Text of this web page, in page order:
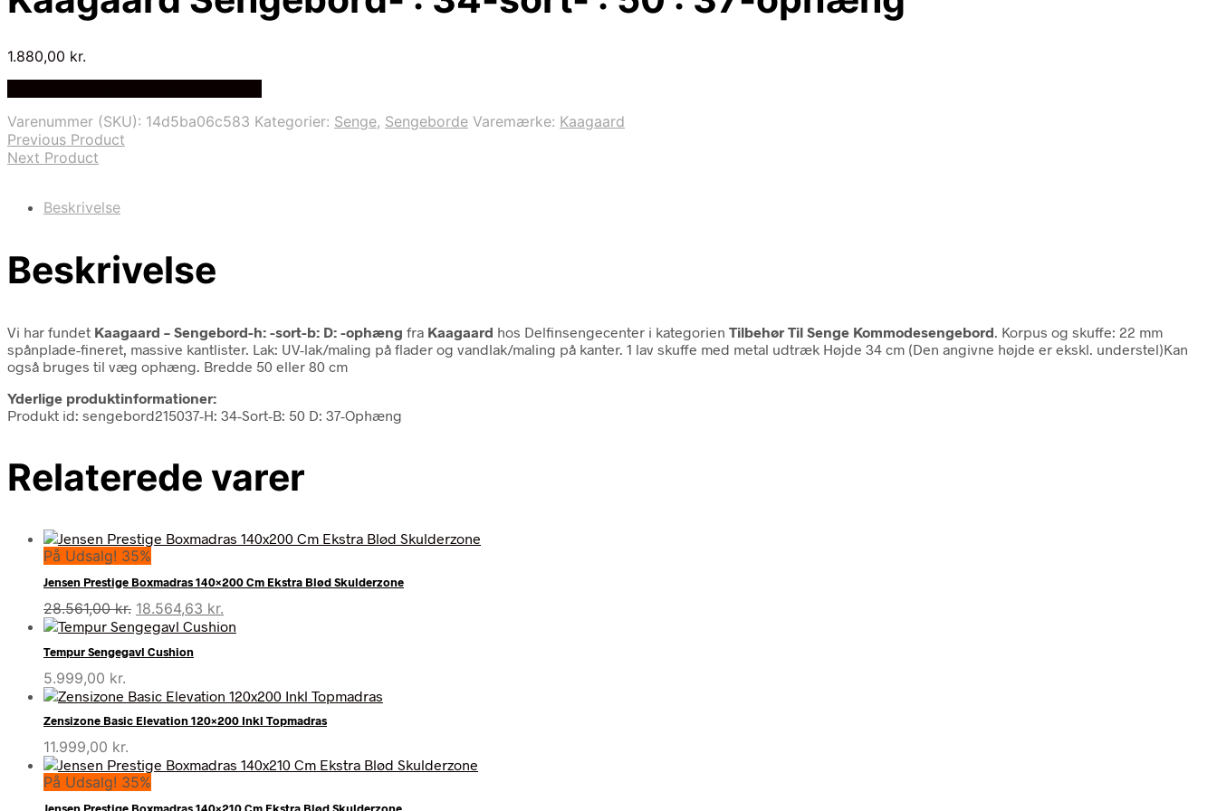
1.880,00 kr.
Varenummer (SKU): 14d5ba06c583 Kategorier: Senge, Sengeborde Varemærke: Kaagaard
Previous Product
Next Product
Beskrivelse
Beskrivelse
Vi har fundet Kaagaard – Sengebord-h: -sort-b: D: -ophæng fra Kaagaard hos Delfinsengecenter i kategorien Tilbehør Til Senge Kommodesengebord . Korpus og skuffe: 22 mm
spånplade-fineret, massive kantlister. Lak: UV-lak/maling på flader og vandlak/maling på kanter. 1 lav skuffe med metal udtræk Højde 34 cm (Den angivne højde er ekskl. understel)Kan
også bruges til væg ophæng. Bredde 50 eller 80 cm
Yderlige produktinformationer:
Produkt id: sengebord215037-H: 34-Sort-B: 50 D: 37-Ophæng
Relaterede varer
På Udsalg! 35%
Jensen Prestige Boxmadras 140×200 Cm Ekstra Blød Skulderzone
28.561,00kr. Den
oprindelige
pris
var:
18.564,63 kr.
aktuelle
Tempur Sengegavl Cushion
5.999,00 kr.
Zensizone Basic Elevation 120×200 Inkl Topmadras
11.999,00 kr.
På Udsalg! 35%